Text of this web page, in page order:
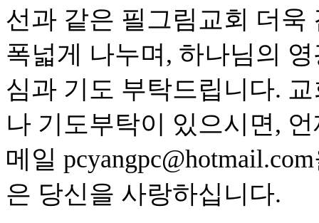
선과 같은 필그림교회 더
폭넓게 나누며, 하나님의
심과 기도 부탁드립니다.
나 기도부탁이 있으시면,
메일
은 당신을 사랑하십니다.